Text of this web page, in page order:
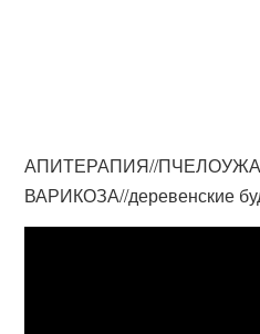
АПИТЕРАПИЯ//
ВАРИКОЗА//деревенские